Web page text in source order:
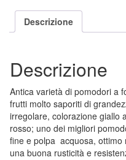
Descrizione
Descrizione
Antica varietà di pomodori a
frutti molto saporiti di
irregolare, colorazione giallo
rosso; uno dei migliori
fine e polpa acquosa, ottimo
una buona rusticità e